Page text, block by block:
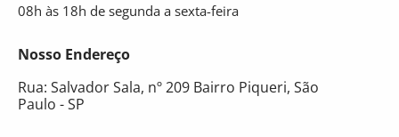
08h às 18h de segunda a sexta-feira
Nosso Endereço
Rua: Salvador Sala, nº 209 Bairro Piqueri, São
Paulo - SP